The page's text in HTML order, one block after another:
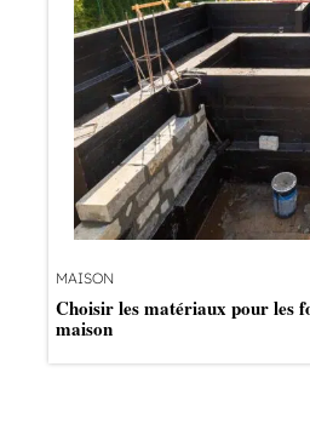
MAISON
Choisir les matériaux pour les
maison